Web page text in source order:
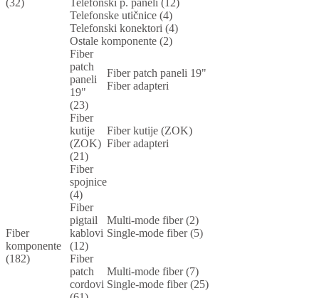
(32)
Telefonski p. paneli (12)
Telefonske utičnice (4)
Telefonski konektori (4)
Ostale komponente (2)
Fiber
komponente
(182)
Fiber
patch
paneli
19"
(23)
Fiber patch paneli 19"
Fiber adapteri
Fiber
kutije
(ZOK)
(21)
Fiber kutije (ZOK)
Fiber adapteri
Fiber
spojnice
(4)
Fiber
pigtail
kablovi
(12)
Multi-mode fiber (2)
Single-mode fiber (5)
Fiber
patch
cordovi
Multi-mode fiber (7)
Single-mode fiber (25)